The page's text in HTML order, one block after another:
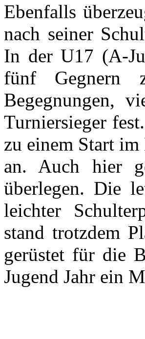
Ebenfalls
nach seiner
In der U17 (A-
fünf Gegnern
Begegnungen,
Turniersieger
zu einem Start
an. Auch hier
überlegen. Die
leichter
stand trotzdem
gerüstet für die
Jugend Jahr ein